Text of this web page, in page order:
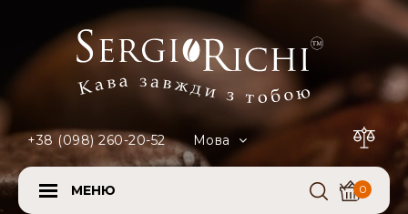
+38 (098) 260-20-52 Мова
0
МЕНЮ